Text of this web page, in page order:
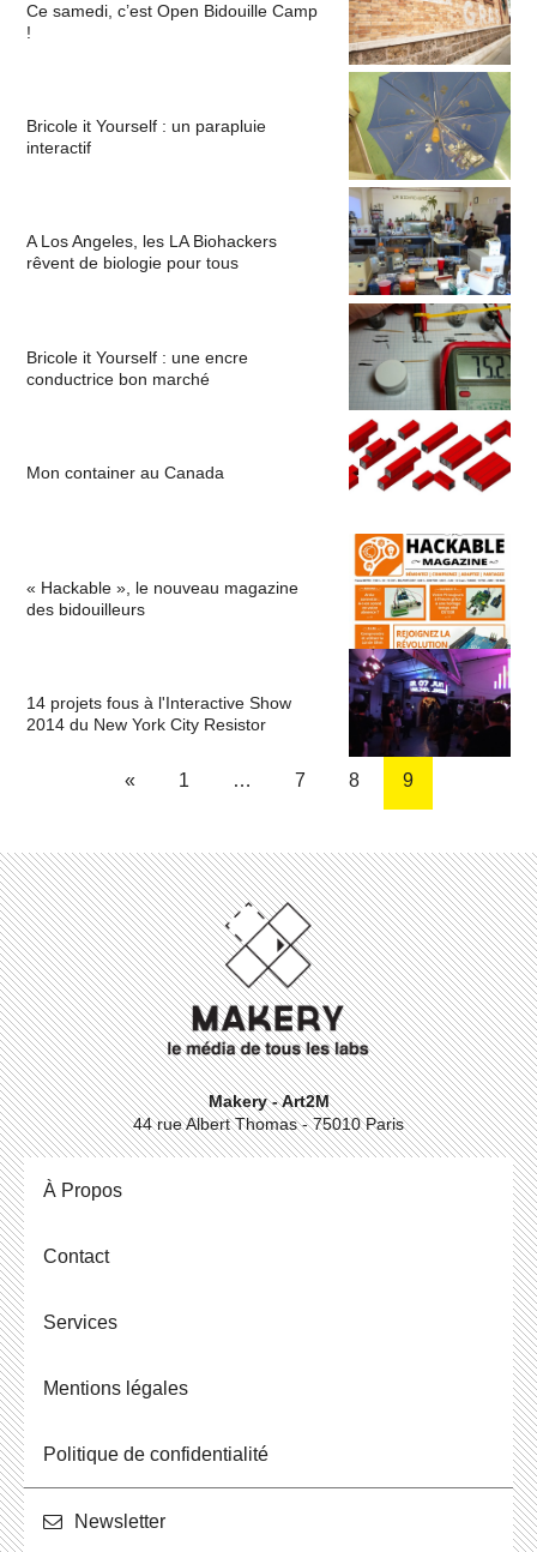
Ce samedi, c’est Open Bidouille Camp
!
Bricole it Yourself : un parapluie
interactif
A Los Angeles, les LA Biohackers
rêvent de biologie pour tous
Bricole it Yourself : une encre
conductrice bon marché
Mon container au Canada
« Hackable », le nouveau magazine
des bidouilleurs
14 projets fous à l'Interactive Show
2014 du New York City Resistor
« 1 … 7 8 9
Makery - Art2M
44 rue Albert Thomas - 75010 Paris
À Propos
Contact
Ser­vices
Men­tions légales
Po­li­tique de confidentialité
News­let­ter